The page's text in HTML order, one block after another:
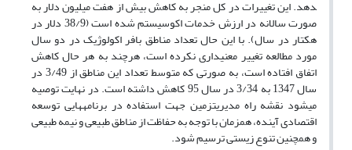
دهد. این تغییرات در کل منجر به کاهش بیش از هفت میلیون دلار به
صورت سالانه در ارزش خدمات اکوسیستم شده است (38/9 دلار در
هکتار در سال). با این حال تعداد مناطق بافر اکولوژیک در دو سال
مورد مطالعه تغییر معنی­داری نکرده است، هرچند به هر حال کاهش
اتفاق افتاده است، به صورتی که متوسط تعداد این مناطق از 3/49 در
سال 1347 به 3/34 در سال 95 کاهش داشته است. در نهایت توصیه
می­شود نقشه راه مدیریت­زمین جهت استفاده در برنامه­هایی توسعه
اقتصادی آینده، همزمان با توجه به حفاظت از مناطق طبیعی و نیمه طبیعی
و همچنین تنوع زیستی ترسیم شود.